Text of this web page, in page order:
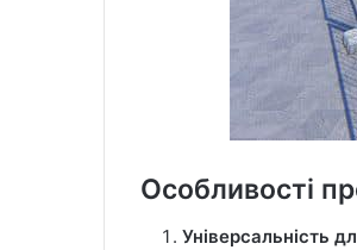
Особливості
Універсальність